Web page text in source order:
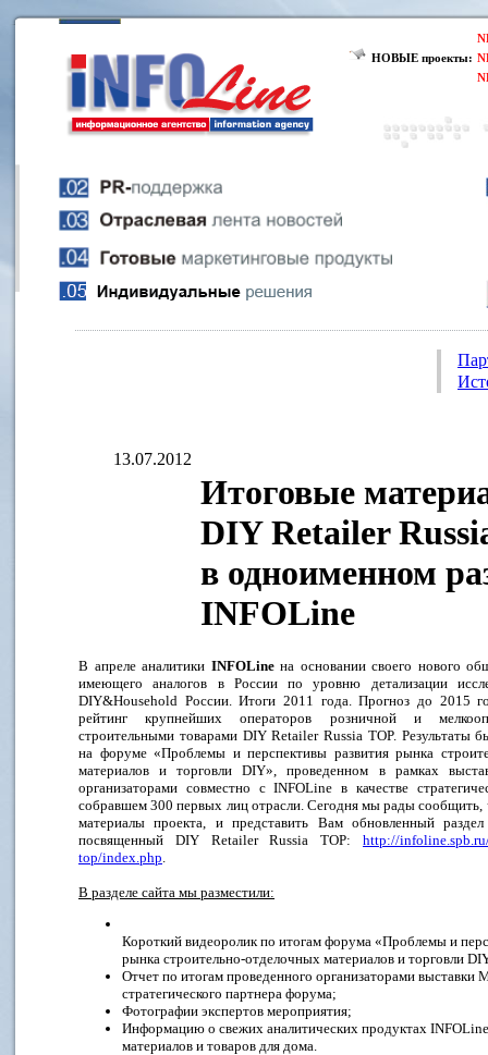
НОВЫЕ проекты:
13.07.2012
Итоговые
DIY Retailer
в одноименном
INFOLine
В апреле аналитики INFOLineна основании своего нового
имеющего аналогов в России по уровню детализации
DIY&Household России. Итоги 2011 года. Прогноз до 2015
рейтинг крупнейших операторов розничной и
строительными товарами DIY Retailer Russia TOP. Результаты
на форуме «Проблемы и перспективы развития рынка
материалов и торговли DIY», проведенном в рамках
организаторами совместно с INFOLine в качестве
собравшем 300 первых лиц отрасли. Сегодня мы рады сообщить,
материалы проекта, и представить Вам обновленный
посвященный DIY Retailer Russia TOP: http://
top/index.php.
В разделе сайта мы разместили:
Короткий видеоролик по итогам форума «Проблемы и
рынка строительно-отделочных материалов и торговли
Отчет по итогам проведенного организаторами выставки
стратегического партнера форума;
Фотографии экспертов мероприятия;
Информацию о свежих аналитических продуктах
материалов и товаров для дома.